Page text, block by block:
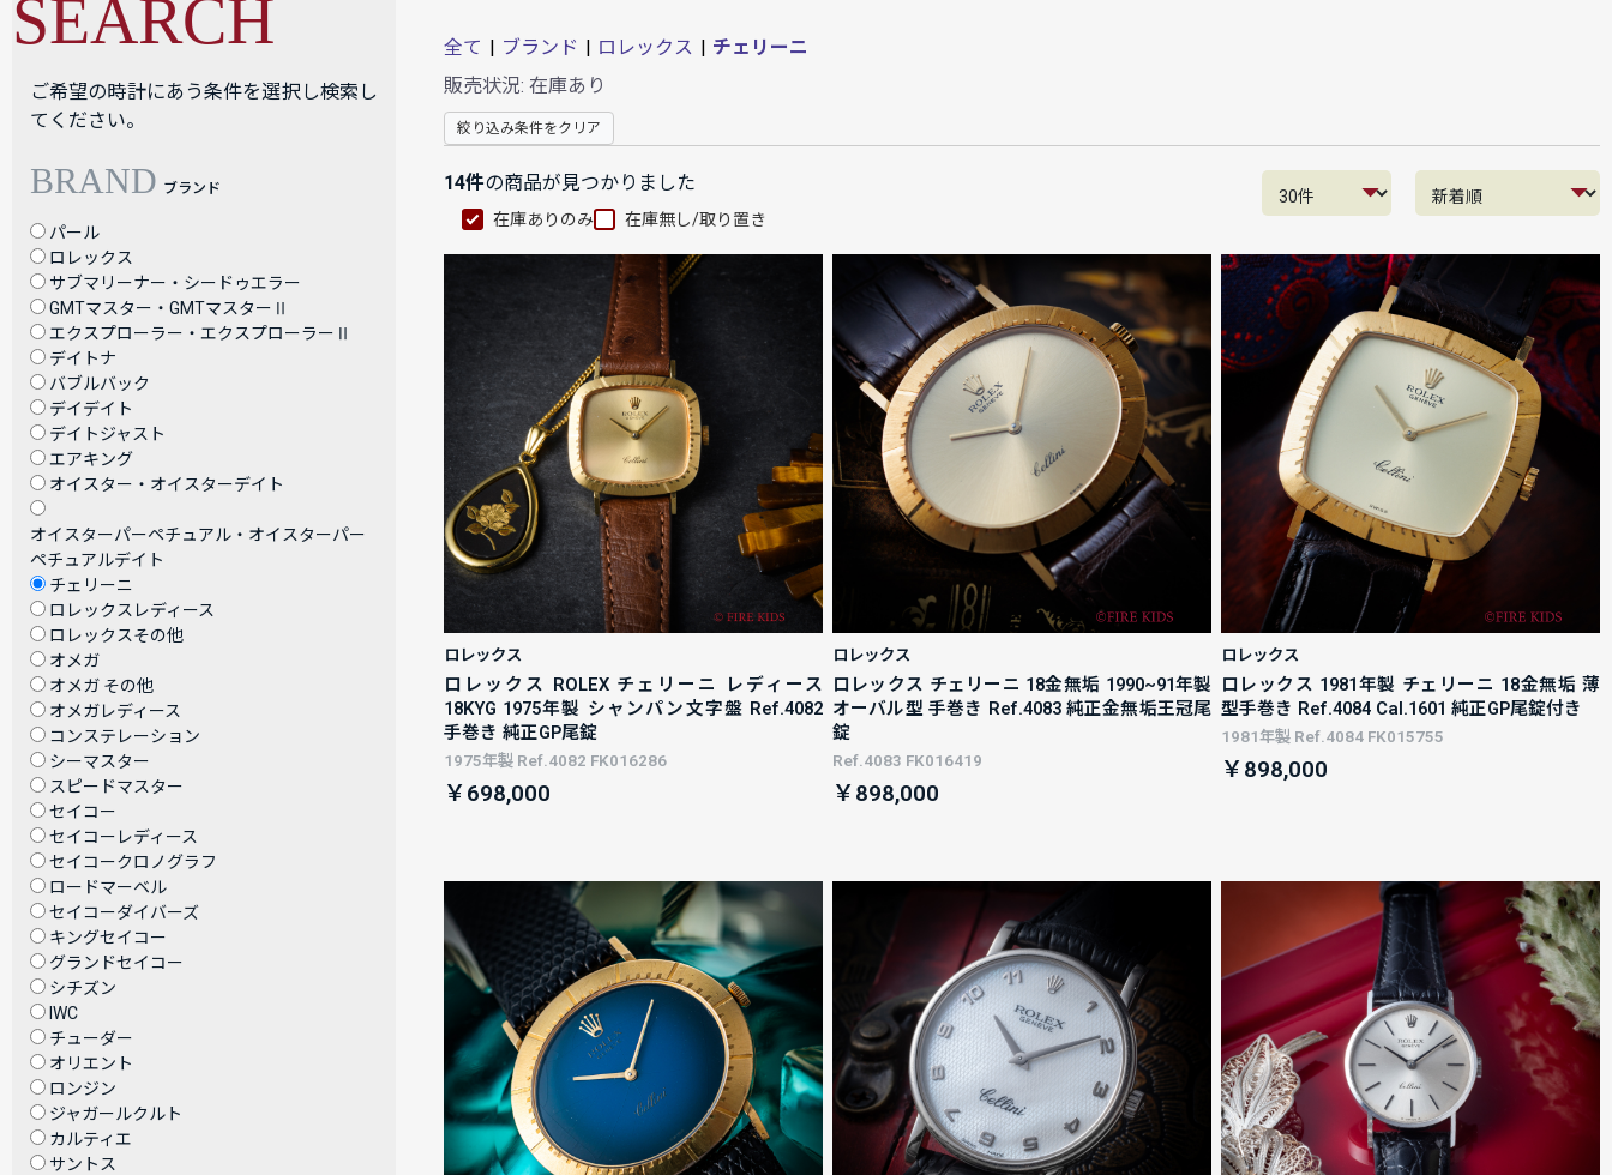
SEARCH
ご希望の時計にあう条件を選択し検索し
てください。
BRAND ブランド
パール
ロレックス
サブマリーナー・シードゥエラー
GMTマスター・GMTマスターⅡ
エクスプローラー・エクスプローラーⅡ
デイトナ
バブルバック
デイデイト
デイトジャスト
エアキング
オイスター・オイスターデイト
オイスターパーペチュアル・オイスターパー
ペチュアルデイト
チェリーニ
ロレックスレディース
ロレックスその他
オメガ
オメガ その他
オメガレディース
コンステレーション
シーマスター
スピードマスター
セイコー
セイコーレディース
セイコークロノグラフ
ロードマーベル
セイコーダイバーズ
キングセイコー
グランドセイコー
シチズン
IWC
チューダー
オリエント
ロンジン
ジャガールクルト
カルティエ
サントス
全て | ブランド | ロレックス | チェリーニ
販売状況: 在庫あり
絞り込み条件をクリア
14件の商品が見つかりました
在庫ありのみ 在庫無し/取り置き
ロレックス
ロレックス ROLEX チェリーニ レディース
18KYG 1975年製 シャンパン文字盤 Ref.4082
手巻き 純正GP尾錠
1975年製 Ref.4082 FK016286
￥698,000
ロレックス
ロレックス チェリーニ 18金無垢 1990~91年製
オーバル型 手巻き Ref.4083 純正金無垢王冠尾
錠
Ref.4083 FK016419
￥898,000
ロレックス
ロレックス 1981年製 チェリーニ 18金無垢 薄
型手巻き Ref.4084 Cal.1601 純正GP尾錠付き
1981年製 Ref.4084 FK015755
￥898,000